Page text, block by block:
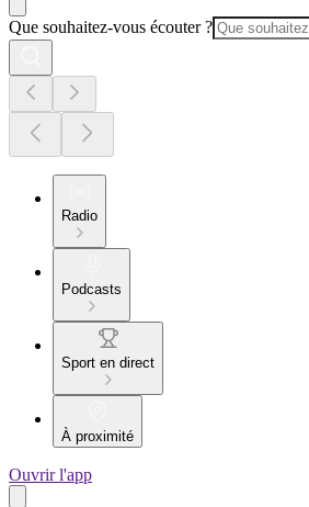
Que souhaitez-vous écouter ?
Radio
Podcasts
Sport en direct
À proximité
Ouvrir l'app